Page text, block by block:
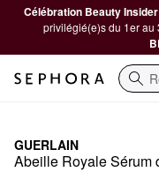
Célébration Beauty
privilégié(e)s du 1er au
GUERLAIN
Abeille Royale Sérum